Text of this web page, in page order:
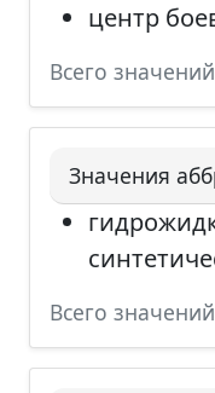
центр
Всего
Значения
Всего